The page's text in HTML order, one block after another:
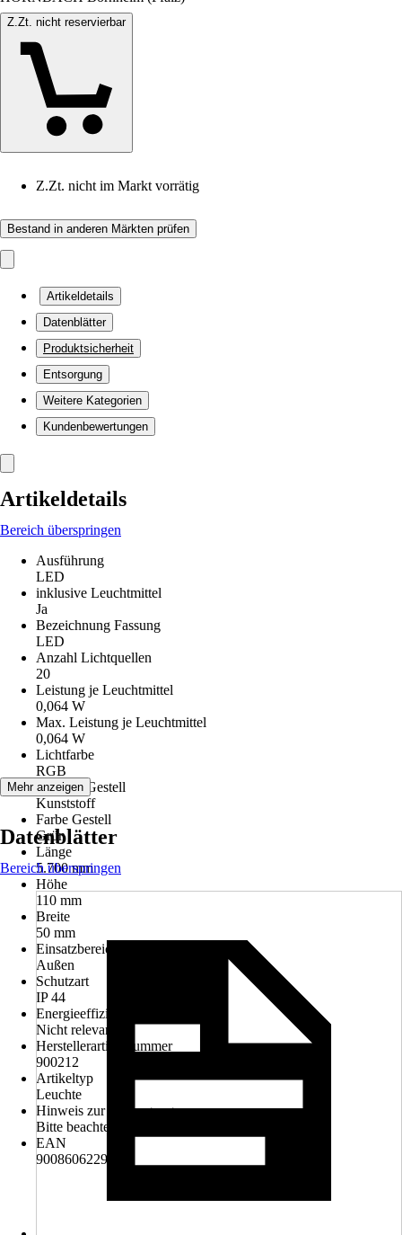
Z.Zt. nicht reservierbar
Z.Zt. nicht im Markt vorrätig
Bestand in anderen Märkten prüfen
Artikeldetails
Datenblätter
Produktsicherheit
Entsorgung
Weitere Kategorien
Kundenbewertungen
Artikeldetails
Bereich überspringen
Ausführung
LED
inklusive Leuchtmittel
Ja
Bezeichnung Fassung
LED
Anzahl Lichtquellen
20
Leistung je Leuchtmittel
0,064 W
Max. Leistung je Leuchtmittel
0,064 W
Lichtfarbe
RGB
Material Gestell
Kunststoff
Farbe Gestell
Grün
Länge
5.700 mm
Höhe
110 mm
Breite
50 mm
Einsatzbereich
Außen
Schutzart
IP 44
Energieeffizienzklasse
Nicht relevant
Herstellerartikelnummer
900212
Artikeltyp
Leuchte
Hinweis zur Entsorgung
Bitte beachte die Hinweise zur Entsorgung
EAN
9008606229741
Mehr anzeigen
Datenblätter
Bereich überspringen